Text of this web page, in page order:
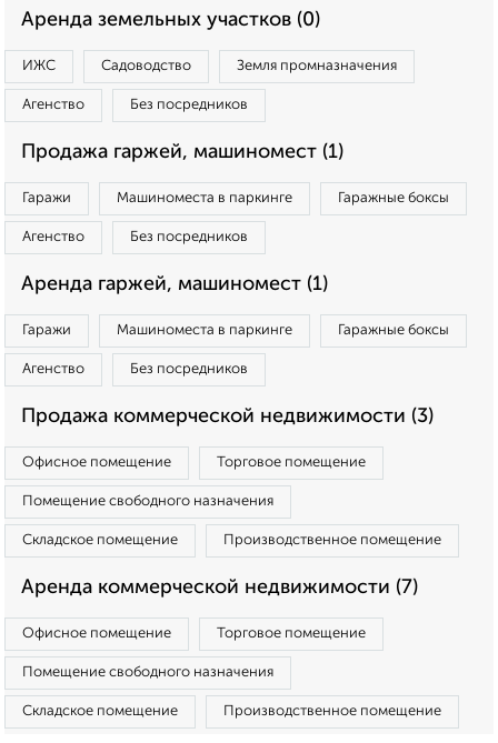
Аренда земельных участков (0)
ИЖС Садоводство Земля промназначения
Агенство Без посредников
Продажа гаржей, машиномест (1)
Гаражи Машиноместа в паркинге Гаражные боксы
Агенство Без посредников
Аренда гаржей, машиномест (1)
Гаражи Машиноместа в паркинге Гаражные боксы
Агенство Без посредников
Продажа коммерческой недвижимости (3)
Офисное помещение Торговое помещение
Помещение свободного назначения
Складское помещение Производственное помещение
Аренда коммерческой недвижимости (7)
Офисное помещение Торговое помещение
Помещение свободного назначения
Складское помещение Производственное помещение